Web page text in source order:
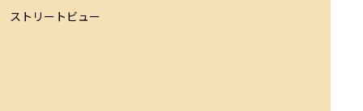
ストリートビュー